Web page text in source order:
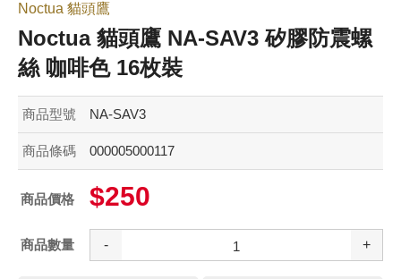
Noctua 貓頭鷹
Noctua 貓頭鷹 NA-SAV3 矽膠防震螺
絲 咖啡色 16枚裝
商品型號 NA-SAV3
商品條碼 000005000117
商品價格 $250
商品數量 - +